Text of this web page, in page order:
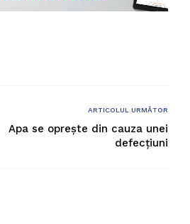
ARTICOLUL URMĂTOR
Apa se oprește din cauza unei
defecțiuni